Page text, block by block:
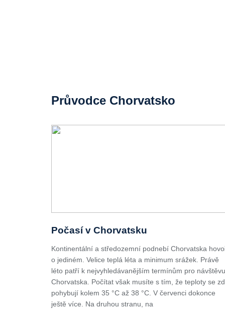
Průvodce Chorvatsko
Počasí v Chorvatsku
Kontinentální a středozemní podnebí Chorvatska
o jediném. Velice teplá léta a minimum srážek. Právě
léto patří k nejvyhledávanějším termínům pro návštěvu
Chorvatska. Počítat však musíte s tím, že teploty se
pohybují kolem 35 °C až 38 °C. V červenci dokonce
ještě více. Na druhou stranu, na